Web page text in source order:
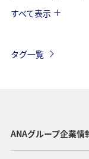
海 海外
マイルを貯める
すべて表示
タグ一覧
ANAグループ企業情